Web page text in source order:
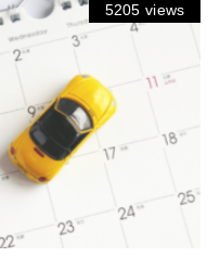
5205 views